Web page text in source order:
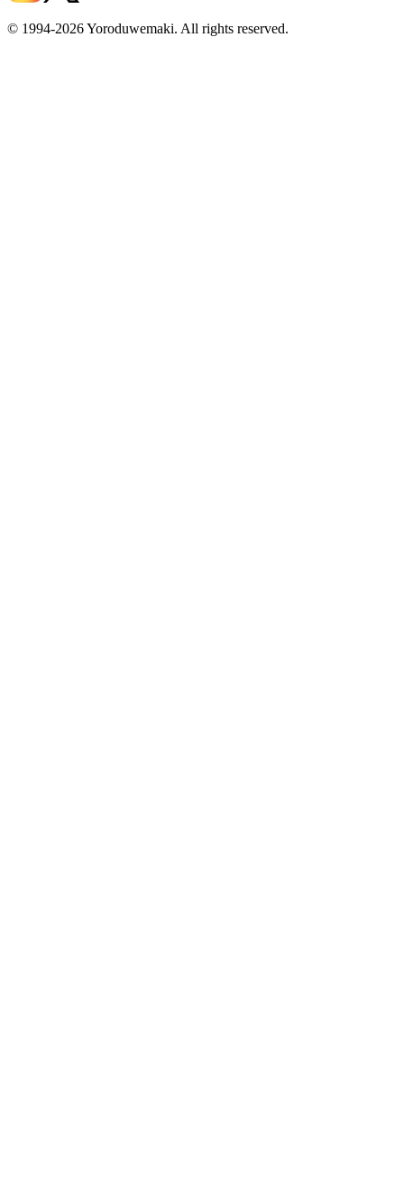
© 1994-2026 Yoroduwemaki. All rights reserved.